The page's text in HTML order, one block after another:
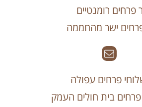
פרחים רומנטיים
פרחים ישר מהחממה
פרחים עפולה
בית חולים העמק